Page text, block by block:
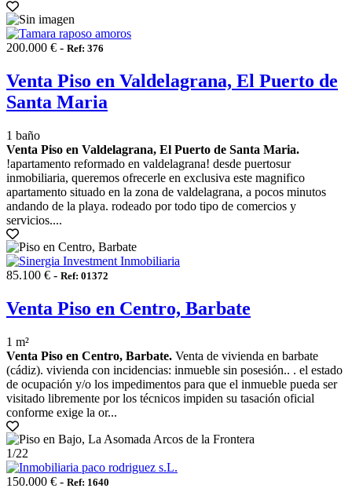
200.000 € - Ref: 376
Venta Piso en Valdelagrana, El Puerto de
Santa Maria
1 baño
Venta Piso en Valdelagrana, El Puerto de Santa Maria.
!apartamento reformado en valdelagrana! desde puertosur
inmobiliaria, queremos ofrecerle en exclusiva este magnifico
apartamento situado en la zona de valdelagrana, a pocos minutos
andando de la playa. rodeado por todo tipo de comercios y
servicios....
85.100 € - Ref: 01372
Venta Piso en Centro, Barbate
1 m²
Venta Piso en Centro, Barbate. Venta de vivienda en barbate
(cádiz). vivienda con incidencias: inmueble sin posesión.. . el estado
de ocupación y/o los impedimentos para que el inmueble pueda ser
visitado libremente por los técnicos impiden su tasación oficial
conforme exige la or...
1/22
150.000 € - Ref: 1640